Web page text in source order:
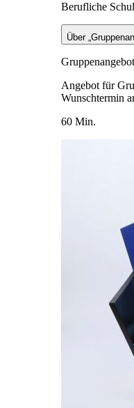
Berufliche
Über
Gruppenangebot
Angebot für
Wunschtermin
60 Min.